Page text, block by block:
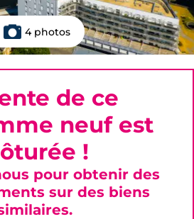
4 photos
de ce
neuf est
!
pour obtenir des
sur des biens